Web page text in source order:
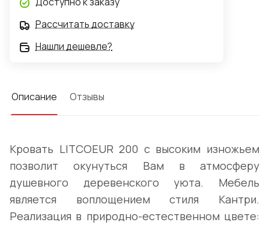
Рассчитать доставку
Нашли дешевле?
Описание Отзывы
Кровать LITCOEUR 200 с высоким изножьем
позволит окунуться Вам в атмосферу
душевного деревенского уюта. Мебель
является воплощением стиля Кантри.
Реализация в природно-естественном цвете: